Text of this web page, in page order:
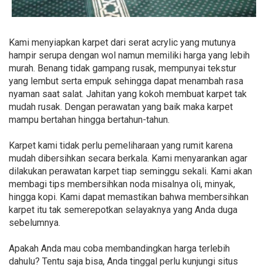
Kami menyiapkan karpet dari serat acrylic yang mutunya
hampir serupa dengan wol namun memiliki harga yang lebih
murah. Benang tidak gampang rusak, mempunyai tekstur
yang lembut serta empuk sehingga dapat menambah rasa
nyaman saat salat. Jahitan yang kokoh membuat karpet tak
mudah rusak. Dengan perawatan yang baik maka karpet
mampu bertahan hingga bertahun-tahun.
Karpet kami tidak perlu pemeliharaan yang rumit karena
mudah dibersihkan secara berkala. Kami menyarankan agar
dilakukan perawatan karpet tiap seminggu sekali. Kami akan
membagi tips membersihkan noda misalnya oli, minyak,
hingga kopi. Kami dapat memastikan bahwa membersihkan
karpet itu tak semerepotkan selayaknya yang Anda duga
sebelumnya.
Apakah Anda mau coba membandingkan harga terlebih
dahulu? Tentu saja bisa, Anda tinggal perlu kunjungi situs